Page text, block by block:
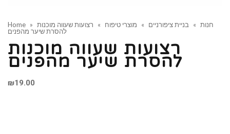
Home » חנות » בניית ציפורניים » מוצרי טיפוח »
רצועות שעווה מוכנות
להסרת שיער מהפנים
רצועות שעווה מוכנות
להסרת שיער מהפנים
₪19.00